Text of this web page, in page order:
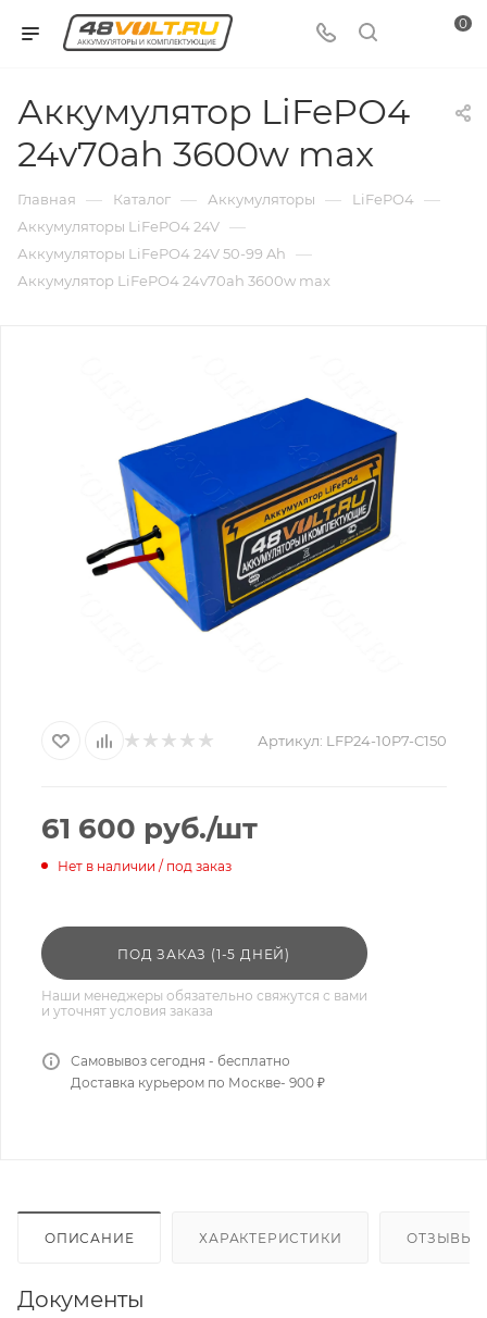
0
Аккумулятор LiFePO4
24v70ah 3600w max
Главная — Каталог — Аккумуляторы — LiFePO4 —
Аккумуляторы LiFePO4 24V —
Аккумуляторы LiFePO4 24V 50-99 Ah —
Аккумулятор LiFePO4 24v70ah 3600w max
Артикул: LFP24-10P7-C150
61 600 руб./шт
Нет в наличии / под заказ
ПОД ЗАКАЗ (1-5 ДНЕЙ)
Наши менеджеры обязательно свяжутся с вами
и уточнят условия заказа
Самовывоз сегодня - бесплатно
Доставка курьером по Москве- 900 ₽
ОПИСАНИЕ ХАРАКТЕРИСТИКИ ОТЗЫВЫ
Документы